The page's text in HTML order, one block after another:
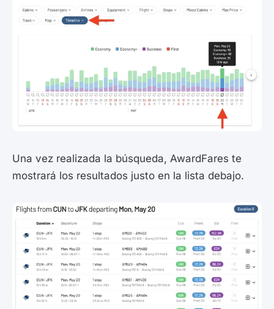
Una vez realizada la búsqueda, AwardFares te
mostrará los resultados justo en la lista debajo.